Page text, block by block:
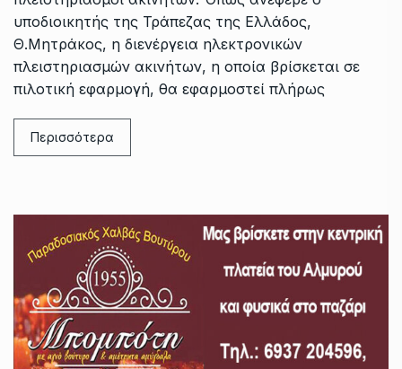
υποδιοικητής της Τράπεζας της Ελλάδος,
Θ.Μητράκος, η διενέργεια ηλεκτρονικών
πλειστηριασμών ακινήτων, η οποία βρίσκεται σε
πιλοτική εφαρμογή, θα εφαρμοστεί πλήρως
Περισσότερα